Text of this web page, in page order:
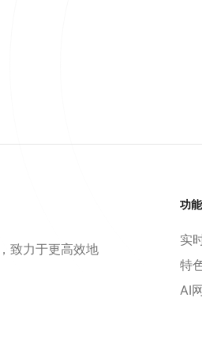
致力于更高效地
功能
实
特
AI